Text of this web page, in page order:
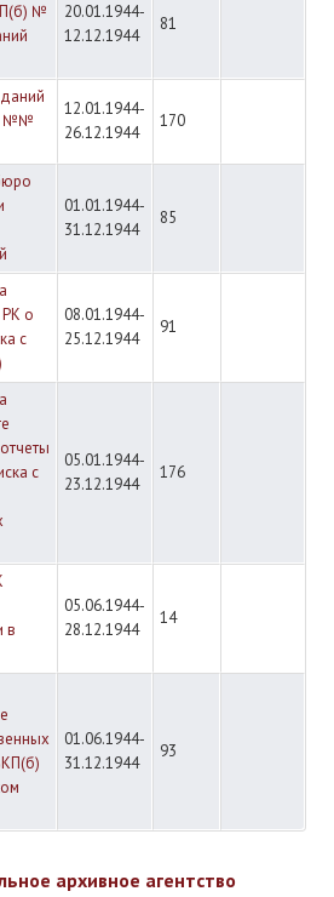
№
20.01.1944-
12.12.1944
81
№№
12.01.1944-
26.12.1944
170
01.01.1944-
31.12.1944
85
о
с
08.01.1944-
25.12.1944
91
с
05.01.1944-
23.12.1944
176
в
05.06.1944-
28.12.1944
14
01.06.1944-
31.12.1944
93
архивное агентство